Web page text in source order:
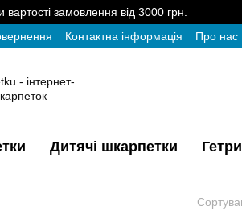
замовлення від 3000 грн.
Контактна інформація Про нас
Дитячі шкарпетки